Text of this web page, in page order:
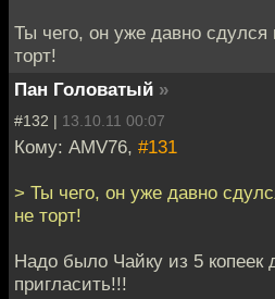
Ты чего, он уже давно
торт!
Пан Головатый »
#132 | 13.10.11 00:07
Кому: AMV76, #131
> Ты чего, он уже давно
не торт!
Надо было Чайку из 5 копеек
пригласить!!!